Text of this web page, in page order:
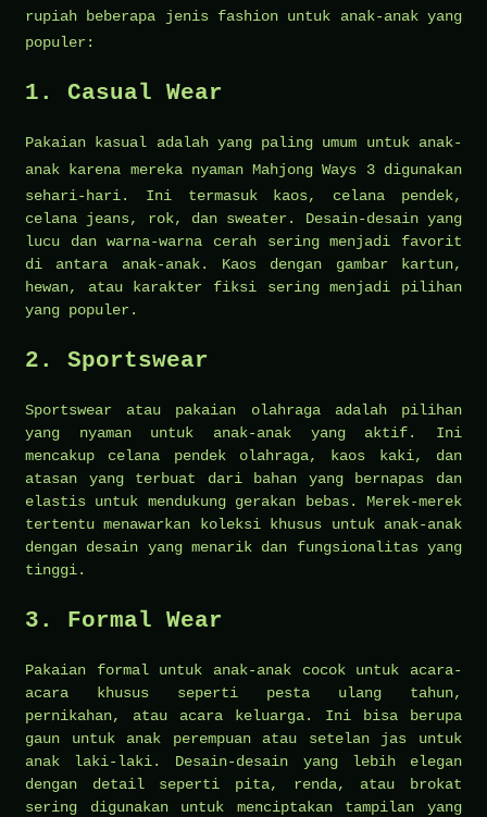
rupiah beberapa jenis fashion untuk anak-anak yang
populer:
1. Casual Wear
Pakaian kasual adalah yang paling umum untuk anak-
anak karena mereka nyamanMahjong Ways 3digunakan
sehari-hari. Ini termasuk kaos, celana pendek,
celana jeans, rok, dan sweater. Desain-desain yang
lucu dan warna-warna cerah sering menjadi favorit
di antara anak-anak. Kaos dengan gambar kartun,
hewan, atau karakter fiksi sering menjadi pilihan
yang populer.
2. Sportswear
Sportswear atau pakaian olahraga adalah pilihan
yang nyaman untuk anak-anak yang aktif. Ini
mencakup celana pendek olahraga, kaos kaki, dan
atasan yang terbuat dari bahan yang bernapas dan
elastis untuk mendukung gerakan bebas. Merek-merek
tertentu menawarkan koleksi khusus untuk anak-anak
dengan desain yang menarik dan fungsionalitas yang
tinggi.
3. Formal Wear
Pakaian formal untuk anak-anak cocok untuk acara-
acara khusus seperti pesta ulang tahun,
pernikahan, atau acara keluarga. Ini bisa berupa
gaun untuk anak perempuan atau setelan jas untuk
anak laki-laki. Desain-desain yang lebih elegan
dengan detail seperti pita, renda, atau brokat
sering digunakan untuk menciptakan tampilan yang